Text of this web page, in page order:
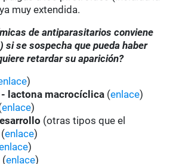
muy extendida.
de antiparasitarios conviene
si se sospecha que pueda haber
retardar su aparición?
)
lactona macrocíclica (enlace)
enlace)
(otras tipos que el
(enlace)
)
(enlace)